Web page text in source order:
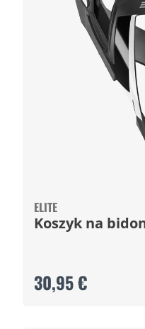
ELITE
Koszyk na
30,95 €